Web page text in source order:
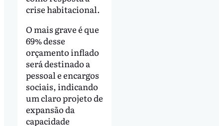
crise habitacional.
O mais grave é que
69% desse
orçamento inflado
será destinado a
pessoal e encargos
sociais, indicando
um claro projeto de
expansão da
capacidade